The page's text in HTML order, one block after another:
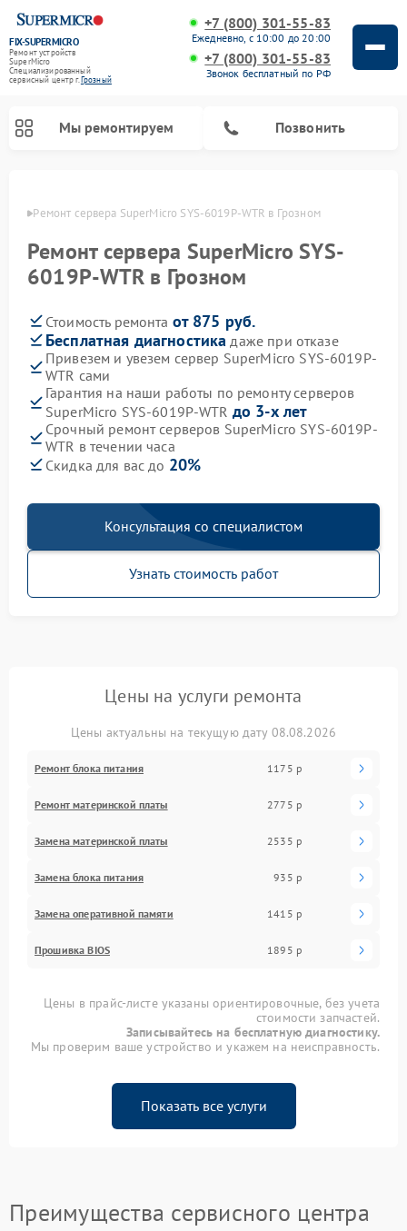
FIX-SUPERMICRO
Ремонт устройств
SuperMicro
Специализированный
cервисный центр г.Грозный
+7 (800) 301-55-83
Ежедневно, с 10:00 до 20:00
+7 (800) 301-55-83
Звонок бесплатный по РФ
Мы ремонтируем Позвонить
Ремонт сервера SuperMicro SYS-6019P-WTR в Грозном
Ремонт сервера SuperMicro SYS-
6019P-WTR в Грозном
Стоимость ремонта от 875 руб.
Бесплатная диагностика даже при отказе
Привезем и увезем сервер SuperMicro SYS-6019P-
WTR сами
Гарантия на наши работы по ремонту серверов
SuperMicro SYS-6019P-WTR до 3-х лет
Срочный ремонт серверов SuperMicro SYS-6019P-
WTR в течении часа
Скидка для вас до 20%
Консультация со специалистом
Узнать стоимость работ
Цены на услуги ремонта
Цены актуальны на текущую дату 08.08.2026
Ремонт блока питания 1175 р
Ремонт материнской платы 2775 р
Замена материнской платы 2535 р
Замена блока питания 935 р
Замена оперативной памяти 1415 р
Прошивка BIOS 1895 р
Цены в прайс-листе указаны ориентировочные, без учета
стоимости запчастей.
Записывайтесь на бесплатную диагностику.
Мы проверим ваше устройство и укажем на неисправность.
Показать все услуги
Преимущества сервисного центра